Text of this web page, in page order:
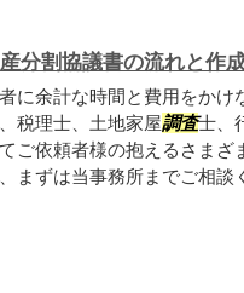
分割協議書の流れと作
に余計な時間と費用をかけ
税理士、土地家屋調査士、
ご依頼者様の抱えるさまざ
まずは当事務所までご相談